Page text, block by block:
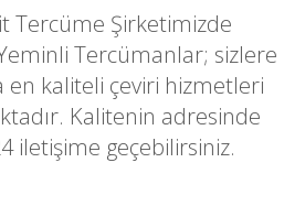
Tercüme Şirketimizde
Tercümanlar; sizlere
en kaliteli çeviri hizmetleri
Kalitenin adresinde
iletişime geçebilirsiniz.